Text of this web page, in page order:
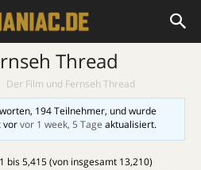
Thread
Der Film und Fernseh Thread
194 Teilnehmer, und wurde
vorvor 1 week, 5 Tage aktualisiert.
bis 5,415 (von insgesamt 13,210)